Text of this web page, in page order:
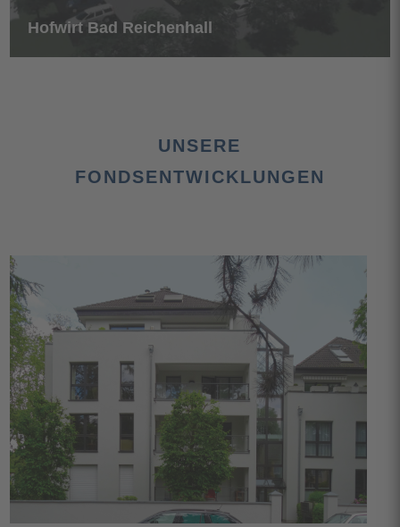
Hofwirt Bad Reichenhall
UNSERE
FONDSENTWICKLUNGEN